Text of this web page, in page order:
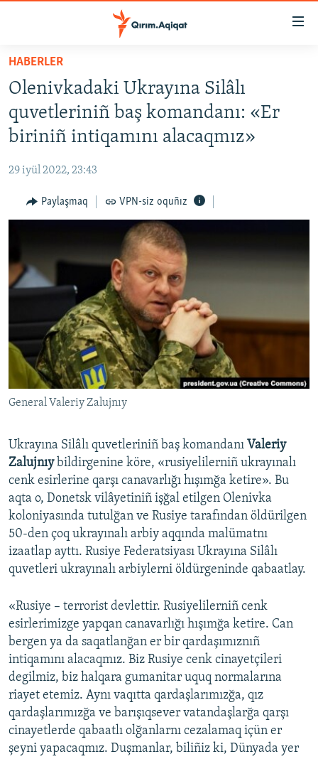
Esas
qaytmaq
Baş
navigatsiyağa
qaytmaq
Qıdıruvğa
qaytmaq
HABERLER
SİYASET
İQTİSADİYAT
MEDENİYET
İNSAN AQLARI
BLOGLAR
Русский
Українською
QOŞULIÑIZ!
RFE/RS bütün saytları
HABERLER
Olenivkadaki Ukrayına Silâlı
quvetleriniñ baş komandanı: «Er
biriniñ intiqamını alacaqmız»
29 iyül 2022, 23:43
Paylaşmaq VPN-siz oquñız
General Valeriy Zalujnıy
Ukrayına Silâlı quvetleriniñ baş komandanı Valeriy
Zalujnıy bildirgenine köre, «rusiyelilerniñ ukrayınalı
cenk esirlerine qarşı canavarlığı hışımğa ketire». Bu
aqta o, Donetsk vilâyetiniñ işğal etilgen Olenivka
koloniyasında tutulğan ve Rusiye tarafından öldürilgen
50-den çoq ukrayınalı arbiy aqqında malümatnı
izaatlap ayttı. Rusiye Federatsiyası Ukrayına Silâlı
quvetleri ukrayınalı arbiylerni öldürgeninde qabaatlay.
«Rusiye – terrorist devlettir. Rusiyelilerniñ cenk
esirlerimizge yapqan canavarlığı hışımğa ketire. Can
bergen ya da saqatlanğan er bir qardaşımıznıñ
intiqamını alacaqmız. Biz Rusiye cenk cinayetçileri
degilmiz, biz halqara gumanitar uquq normalarına
riayet etemiz. Aynı vaqıtta qardaşlarımızğa, qız
qardaşlarımızğa ve barışıqsever vatandaşlarğa qarşı
cinayetlerde qabaatlı olğanlarnı cezalamaq içün er
şeyni yapacaqmız. Duşmanlar, biliñiz ki, Dünyada yer